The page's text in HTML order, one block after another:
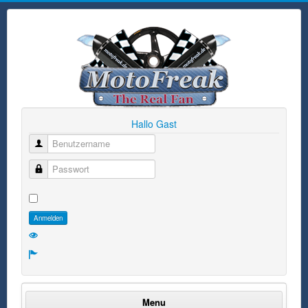
Hallo Gast
Benutzername
Passwort
Anmelden
Menu